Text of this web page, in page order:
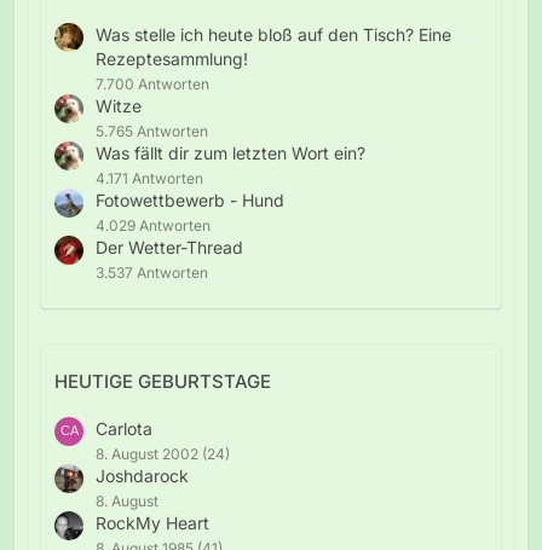
Was stelle ich heute bloß auf den Tisch? Eine
Rezeptesammlung!
7.700 Antworten
Witze
5.765 Antworten
Was fällt dir zum letzten Wort ein?
4.171 Antworten
Fotowettbewerb - Hund
4.029 Antworten
Der Wetter-Thread
3.537 Antworten
HEUTIGE GEBURTSTAGE
Carlota
8. August 2002 (24)
Joshdarock
8. August
RockMy Heart